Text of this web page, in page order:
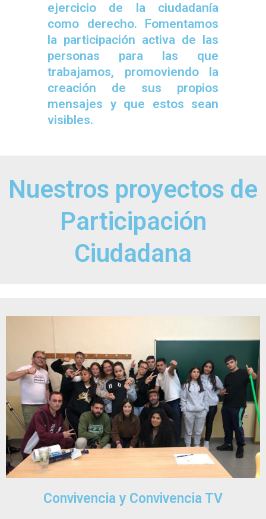
ejercicio de la ciudadanía
como derecho. Fomentamos
la participación activa de las
personas para las que
trabajamos, promoviendo la
creación de sus propios
mensajes y que estos sean
visibles.
Nuestros proyectos de
Participación
Ciudadana
Convivencia y Convivencia TV